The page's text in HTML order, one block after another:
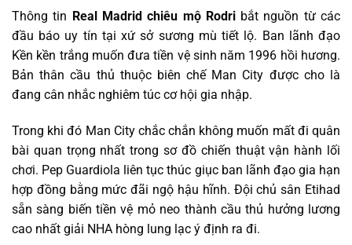
Thông tin Real Madrid chiêu mộ Rodribắt nguồn từ các
đầu báo uy tín tại xứ sở sương mù tiết lộ. Ban lãnh đạo
Kền kền trắng muốn đưa tiền vệ sinh năm 1996 hồi hương.
Bản thân cầu thủ thuộc biên chế Man City được cho là
đang cân nhắc nghiêm túc cơ hội gia nhập.
Trong khi đó Man City chắc chắn không muốn mất đi quân
bài quan trọng nhất trong sơ đồ chiến thuật vận hành lối
chơi. Pep Guardiola liên tục thúc giục ban lãnh đạo gia hạn
hợp đồng bằng mức đãi ngộ hậu hĩnh. Đội chủ sân Etihad
sẵn sàng biến tiền vệ mỏ neo thành cầu thủ hưởng lương
cao nhất giải NHA hòng lung lạc ý định ra đi.